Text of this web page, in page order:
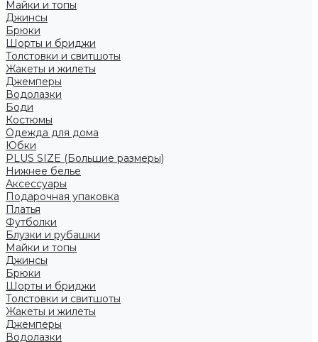
Майки и топы
Джинсы
Брюки
Шорты и бриджи
Толстовки и свитшоты
Жакеты и жилеты
Джемперы
Водолазки
Боди
Костюмы
Одежда для дома
Юбки
PLUS SIZE (Большие размеры)
Нижнее белье
Аксессуары
Подарочная упаковка
Платья
Футболки
Блузки и рубашки
Майки и топы
Джинсы
Брюки
Шорты и бриджи
Толстовки и свитшоты
Жакеты и жилеты
Джемперы
Водолазки